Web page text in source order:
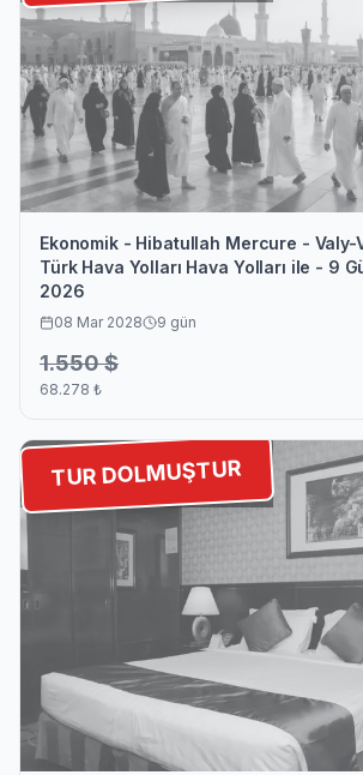
Ekonomik - Hibatullah Mercure -
Türk Hava Yolları Hava Yolları ile - 9
2026
08 Mar 2028 9 gün
1.550$
68.278 ₺
TUR DOLMUŞTUR